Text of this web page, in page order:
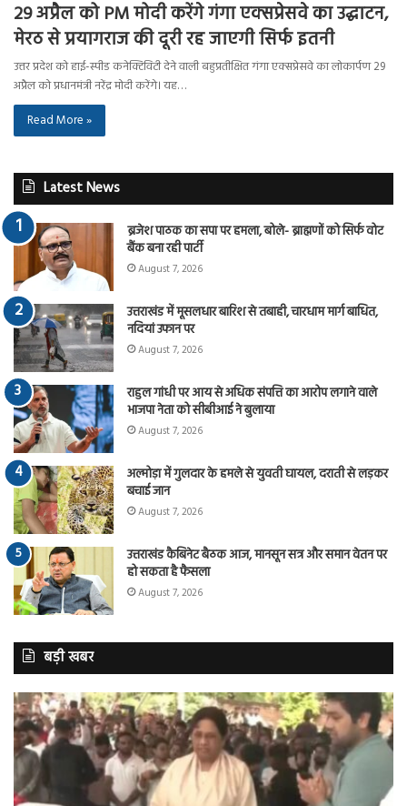
29 अप्रैल को PM मोदी करेंगे गंगा एक्सप्रेसवे का उद्घाटन,
मेरठ से प्रयागराज की दूरी रह जाएगी सिर्फ इतनी
उत्तर प्रदेश को हाई-स्पीड कनेक्टिविटी देने वाली बहुप्रतीक्षित गंगा एक्सप्रेसवे का लोकार्पण 29
अप्रैल को प्रधानमंत्री नरेंद्र मोदी करेंगे। यह…
Read More »
Latest News
ब्रजेश पाठक का सपा पर हमला, बोले- ब्राह्मणों को सिर्फ वोट
बैंक बना रही पार्टी
August 7, 2026
उत्तराखंड में मूसलधार बारिश से तबाही, चारधाम मार्ग बाधित,
नदियां उफान पर
August 7, 2026
राहुल गांधी पर आय से अधिक संपत्ति का आरोप लगाने वाले
भाजपा नेता को सीबीआई ने बुलाया
August 7, 2026
अल्मोड़ा में गुलदार के हमले से युवती घायल, दराती से लड़कर
बचाई जान
August 7, 2026
उत्तराखंड कैबिनेट बैठक आज, मानसून सत्र और समान वेतन पर
हो सकता है फैसला
August 7, 2026
बड़ी खबर